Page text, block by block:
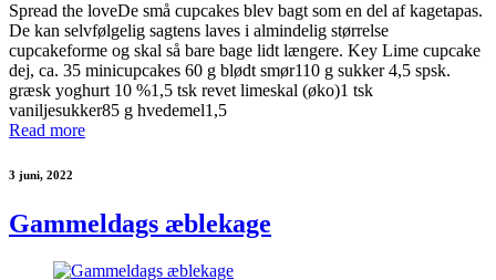
Spread the loveDe små cupcakes blev bagt som en del af kagetapas.
De kan selvfølgelig sagtens laves i almindelig størrelse
cupcakeforme og skal så bare bage lidt længere. Key Lime cupcake
dej, ca. 35 minicupcakes 60 g blødt smør110 g sukker 4,5 spsk.
græsk yoghurt 10 %1,5 tsk revet limeskal (øko)1 tsk
vaniljesukker85 g hvedemel1,5
Read more
3 juni, 2022
Gammeldags æblekage